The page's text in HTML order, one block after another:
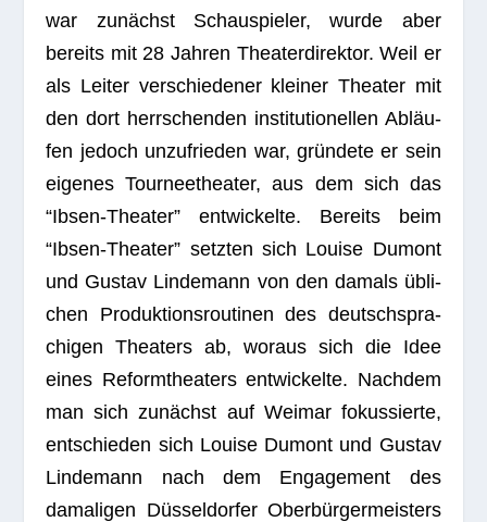
war zunächst Schau­spie­ler, wurde aber
bereits mit 28 Jah­ren Thea­ter­di­rek­tor. Weil er
als Lei­ter ver­schie­de­ner klei­ner Thea­ter mit
den dort herr­schen­den insti­tu­tio­nel­len Abläu­
fen jedoch unzu­frie­den war, grün­dete er sein
eige­nes Tour­nee­thea­ter, aus dem sich das
“Ibsen-Thea­ter” ent­wi­ckelte. Bereits beim
“Ibsen-Thea­ter” setz­ten sich Louise Dumont
und Gus­tav Lin­de­mann von den damals übli­
chen Pro­duk­ti­ons­rou­ti­nen des deutsch­spra­
chi­gen Thea­ters ab, wor­aus sich die Idee
eines Reform­thea­ters ent­wi­ckelte. Nach­dem
man sich zunächst auf Wei­mar fokus­sierte,
ent­schie­den sich Louise Dumont und Gus­tav
Lin­de­mann nach dem Enga­ge­ment des
dama­li­gen Düs­sel­dor­fer Ober­bür­ger­meis­ters